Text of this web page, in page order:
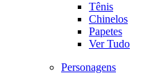
Tênis
Chinelos
Papetes
Ver Tudo
Personagens